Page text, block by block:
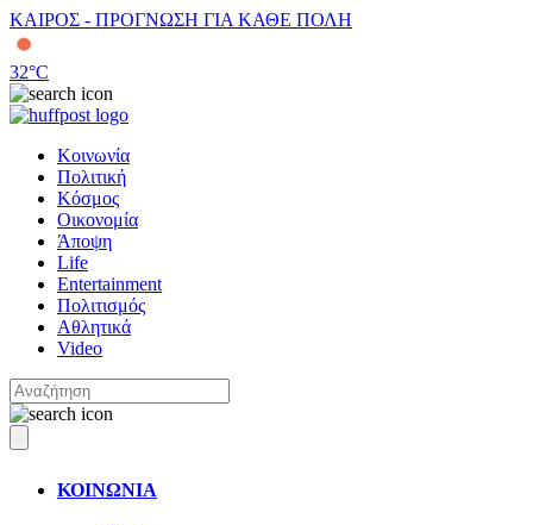
ΚΑΙΡΟΣ - ΠΡΟΓΝΩΣΗ ΓΙΑ ΚΑΘΕ ΠΟΛΗ
32°C
Κοινωνία
Πολιτική
Κόσμος
Οικονομία
Άποψη
Life
Entertainment
Πολιτισμός
Αθλητικά
Video
ΚΟΙΝΩΝΙΑ